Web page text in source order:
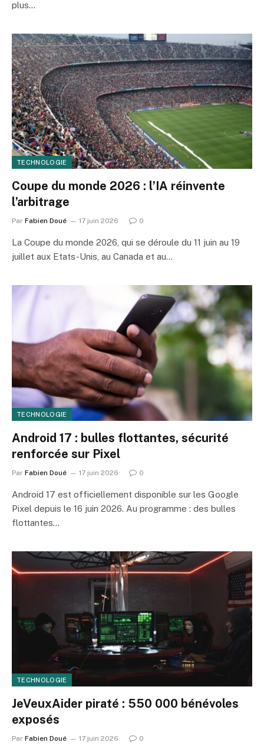
plus…
TECHNOLOGIE
Coupe du monde 2026 : l’IA réinvente
l’arbitrage
Par Fabien Doué 17 juin 2026 0
La Coupe du monde 2026, qui se déroule du 11 juin au 19
juillet aux Etats-Unis, au Canada et au…
TECHNOLOGIE
Android 17 : bulles flottantes, sécurité
renforcée sur Pixel
Par Fabien Doué 17 juin 2026 0
Android 17 est officiellement disponible sur les Google
Pixel depuis le 16 juin 2026. Au programme : des bulles
flottantes…
TECHNOLOGIE
JeVeuxAider piraté : 550 000 bénévoles
exposés
Par Fabien Doué 17 juin 2026 0